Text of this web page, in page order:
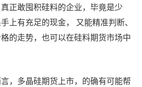
正敢囤积硅料的企业，毕竟是少
上有充足的现金， 又能精准判断、
的走势，也可以在硅料期货市场中
，多晶硅期货上市，的确有可能帮